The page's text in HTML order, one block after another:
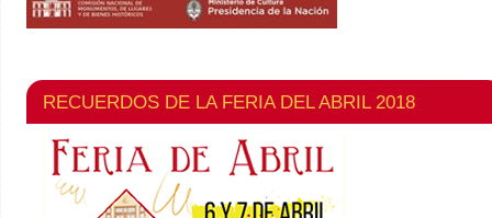
RECUERDOS DE LA FERIA DEL ABRIL 2018